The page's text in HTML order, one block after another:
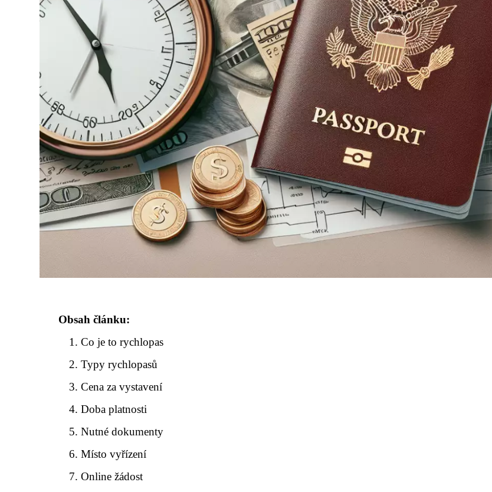
Obsah článku:
Co je to rychlopas
Typy rychlopasů
Cena za vystavení
Doba platnosti
Nutné dokumenty
Místo vyřízení
Online žádost